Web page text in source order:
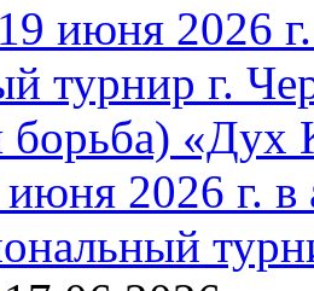
июня 2026
турнир г.
борьба) «Дух
2026 г.